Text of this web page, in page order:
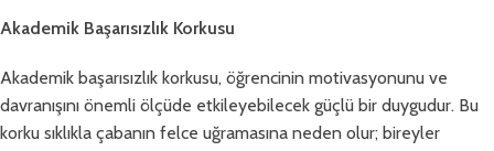
Akademik Başarısızlık Korkusu
Akademik başarısızlık korkusu, öğrencinin motivasyonunu ve
davranışını önemli ölçüde etkileyebilecek güçlü bir duygudur. Bu
korku sıklıkla çabanın felce uğramasına neden olur; bireyler